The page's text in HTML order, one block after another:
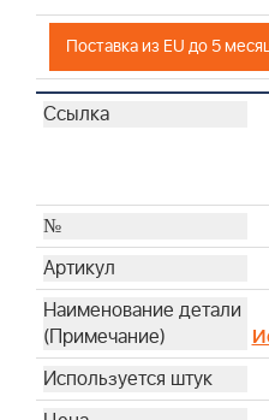
Поставка из EU до 5